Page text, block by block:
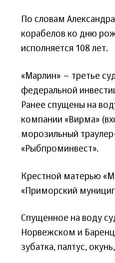
По словам
корабелов ко дню
исполняется 108 лет.
«Марлин» – третье
федеральной
Ранее спущены на
компании «Вирма»
морозильный
«Рыбпроминвест».
Крестной матерью
«Приморский
Спущенное на воду
Норвежском и
зубатка, палтус,